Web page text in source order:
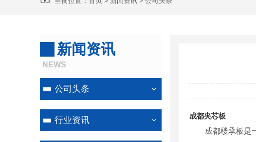
新闻资讯
NEWS
公司头条
行业资讯
成都夹芯板
成都楼承板是